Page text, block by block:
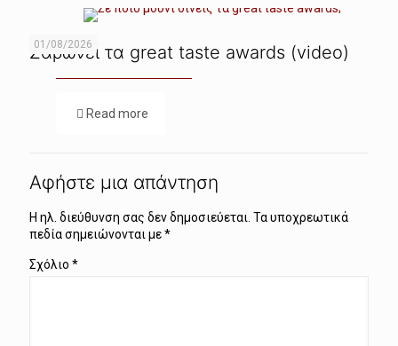
01/08/2026
Σαρώνει τα great taste awards (video)
Read more
Αφήστε μια απάντηση
Η ηλ. διεύθυνση σας δεν δημοσιεύεται. Τα υποχρεωτικά
πεδία σημειώνονται με*
Σχόλιο *